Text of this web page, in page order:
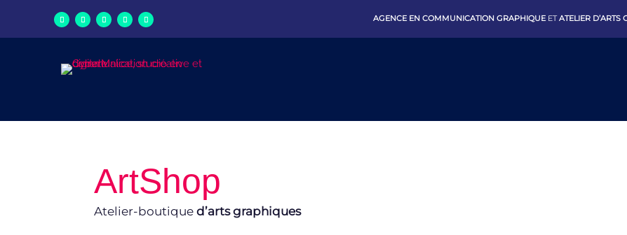
AGENCE EN COMMUNICATION GRAPHIQUEETATELIER D’ARTS
ArtShop
Atelier-boutique d’arts graphiques